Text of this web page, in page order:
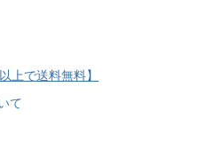
上で送料無料】
て